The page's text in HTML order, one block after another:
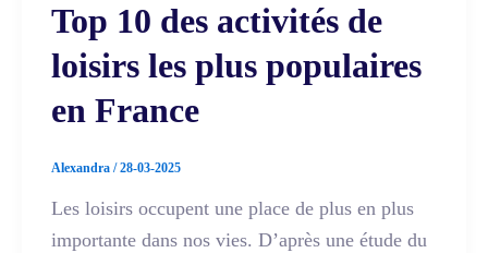
Top 10 des activités de
loisirs les plus populaires
en France
Alexandra /28-03-2025
Les loisirs occupent une place de plus en plus
importante dans nos vies. D’après une étude du